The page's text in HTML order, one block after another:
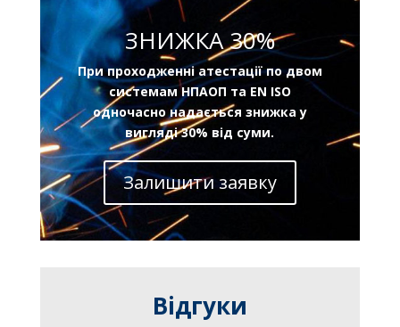
ЗНИЖКА 30%
При проходженні атестації по двом
системам НПАОП та EN ISO
одночасно надається знижка у
вигляді 30% від суми.
Залишити заявку
Відгуки